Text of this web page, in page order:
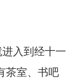
入到经十一
茶室、书吧